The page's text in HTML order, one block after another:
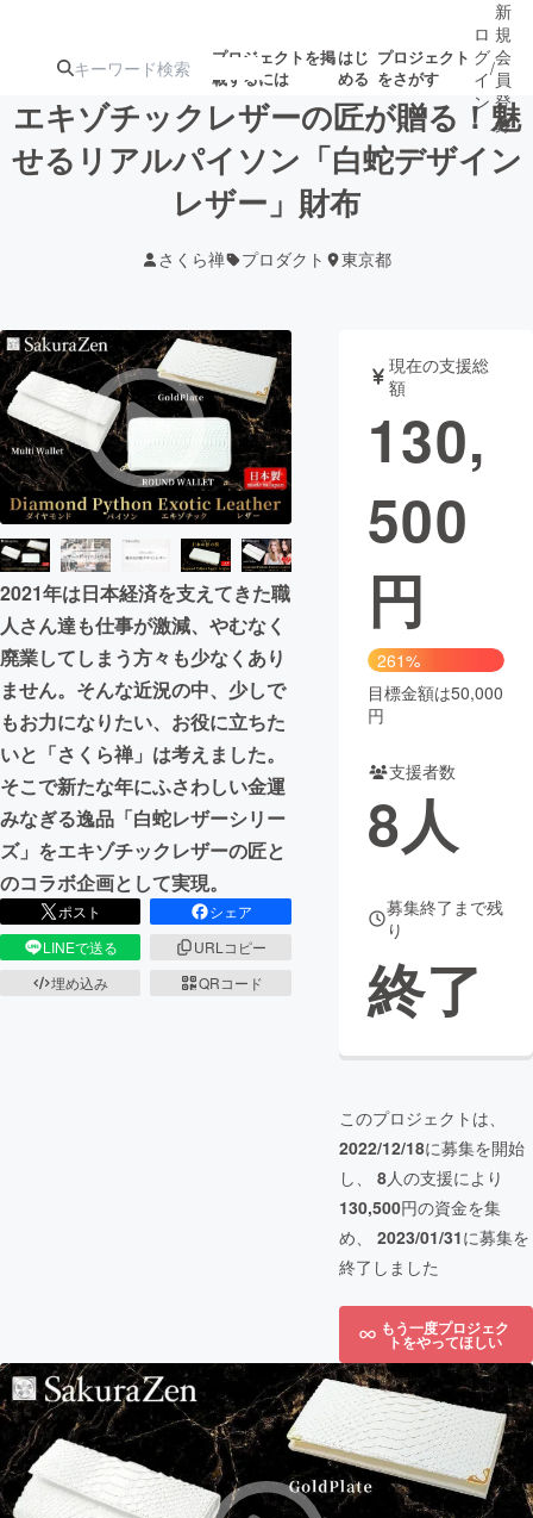
プロジェクトを掲
載するには
はじ
める
プロジェクト
をさがす
注目の新着プロ
募集終了が近いプ
テクノロジー・ガジェット
映像・映画 書籍・雑誌
ビジネス・起業 チャレンジ
まちづくり・地域活性化
CAMPFIRE for Social Good
CAMPFIRE Creation
CAMPFIREふるさと納税machi-ya コミュニティ
ロ
グ
イ
ン
/
新
規
会
員
登
録
エキゾチックレザーの匠が贈る！魅
せるリアルパイソン「白蛇デザイン
レザー」財布
さくら禅 プロダクト 東京都
2021年は日本経済を支えてきた職
人さん達も仕事が激減、やむなく
廃業してしまう方々も少なくあり
ません。そんな近況の中、少しで
もお力になりたい、お役に立ちた
いと「さくら禅」は考えました。
そこで新たな年にふさわしい金運
みなぎる逸品「白蛇レザーシリー
ズ」をエキゾチックレザーの匠と
のコラボ企画として実現。
ポスト
シェア
LINEで送る
URLコピー
埋め込み
QRコード
現在の支援総
額
130,
500
円
261%
目標金額は50,000
円
支援者数
8人
募集終了まで残
り
終了
このプロジェクトは、
2022/12/18に募集を開始
し、 8人の支援により
130,500円の資金を集
め、 2023/01/31に募集を
終了しました
もう一度プロジェク
トをやってほしい